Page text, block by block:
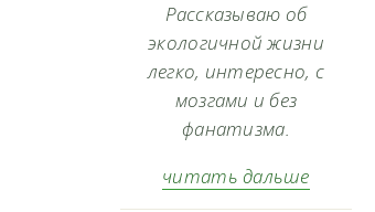
Рассказываю об
экологичной жизни
легко, интересно, с
мозгами и без
фанатизма.
читать дальше